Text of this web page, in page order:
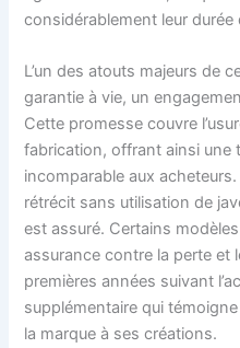
considérablement leur durée
L’un des atouts majeurs de
garantie à vie, un
Cette promesse couvre
fabrication, offrant ainsi une
incomparable aux
rétrécit sans utilisation de
est assuré. Certains
assurance contre la perte et
premières années suivant
supplémentaire qui
la marque à ses créations.